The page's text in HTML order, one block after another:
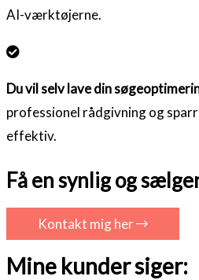
AI-værktøjerne.
Du vil selv lave din
professionel rådgivning og
effektiv.
Få en synlig og
Kontakt mig her
Mine kunder siger: